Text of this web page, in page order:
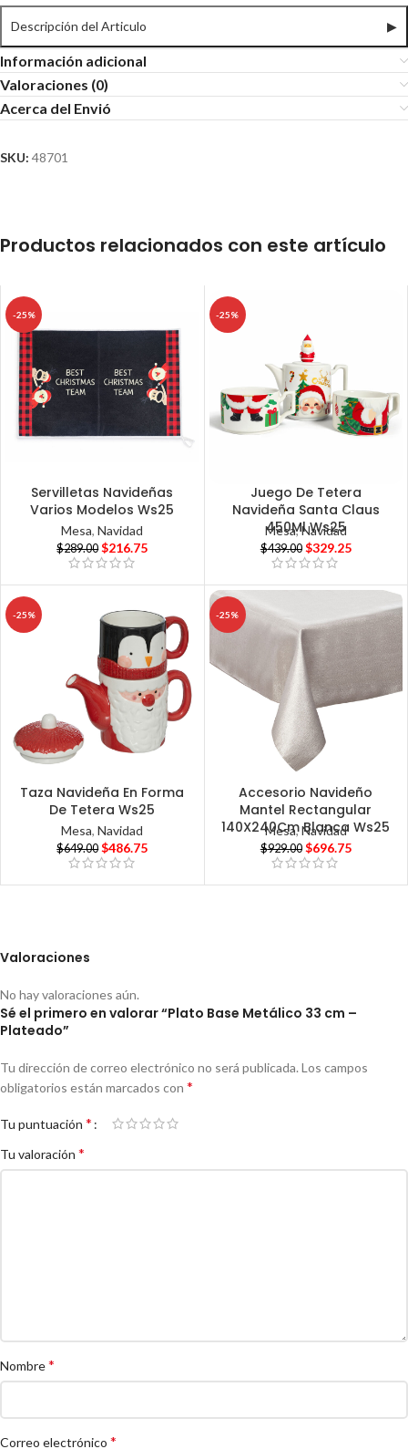
Descripción del Articulo ▶
Información adicional
Valoraciones (0)
Acerca del Envió
SKU: 48701
Productos relacionados con este artículo
-25%
Servilletas Navideñas
Varios Modelos Ws25
Mesa,Navidad
$289.00 $216.75
-25%
Juego De Tetera
Navideña Santa Claus
450Ml Ws25
Mesa,Navidad
$439.00 $329.25
-25%
Taza Navideña En Forma
De Tetera Ws25
Mesa,Navidad
$649.00 $486.75
-25%
Accesorio Navideño
Mantel Rectangular
140X240Cm Blanca Ws25
Mesa,Navidad
$929.00 $696.75
Valoraciones
No hay valoraciones aún.
Sé el primero en valorar “Plato Base Metálico 33 cm –
Plateado”
Tu dirección de correo electrónico no será publicada. Los campos
obligatorios están marcados con *
Tu puntuación *
Tu valoración *
Nombre*
Correo electrónico *